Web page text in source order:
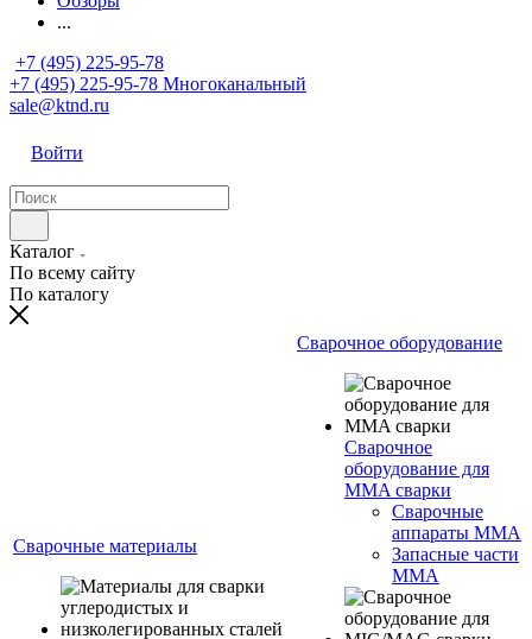
...
+7 (495) 225-95-78
+7 (495) 225-95-78 Многоканальный
sale@ktnd.ru
Войти
Каталог
По всему сайту
По каталогу
Сварочные материалы
Сварочное оборудование
Сварочное
оборудование для
MMA сварки
Сварочные
аппараты MMA
Запасные части
MMA